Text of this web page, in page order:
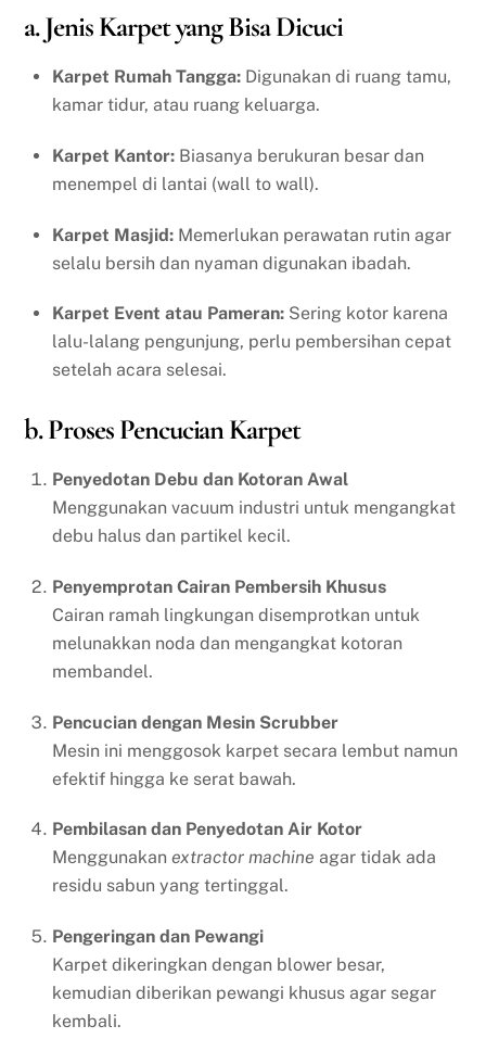
a. Jenis Karpet yang Bisa Dicuci
Karpet Rumah Tangga: Digunakan di ruang tamu,
kamar tidur, atau ruang keluarga.
Karpet Kantor: Biasanya berukuran besar dan
menempel di lantai (wall to wall).
Karpet Masjid: Memerlukan perawatan rutin agar
selalu bersih dan nyaman digunakan ibadah.
Karpet Event atau Pameran: Sering kotor karena
lalu-lalang pengunjung, perlu pembersihan cepat
setelah acara selesai.
b. Proses Pencucian Karpet
Penyedotan Debu dan Kotoran Awal
Menggunakan vacuum industri untuk mengangkat
debu halus dan partikel kecil.
Penyemprotan Cairan Pembersih Khusus
Cairan ramah lingkungan disemprotkan untuk
melunakkan noda dan mengangkat kotoran
membandel.
Pencucian dengan Mesin Scrubber
Mesin ini menggosok karpet secara lembut namun
efektif hingga ke serat bawah.
Pembilasan dan Penyedotan Air Kotor
Menggunakan extractor machine agar tidak ada
residu sabun yang tertinggal.
Pengeringan dan Pewangi
Karpet dikeringkan dengan blower besar,
kemudian diberikan pewangi khusus agar segar
kembali.